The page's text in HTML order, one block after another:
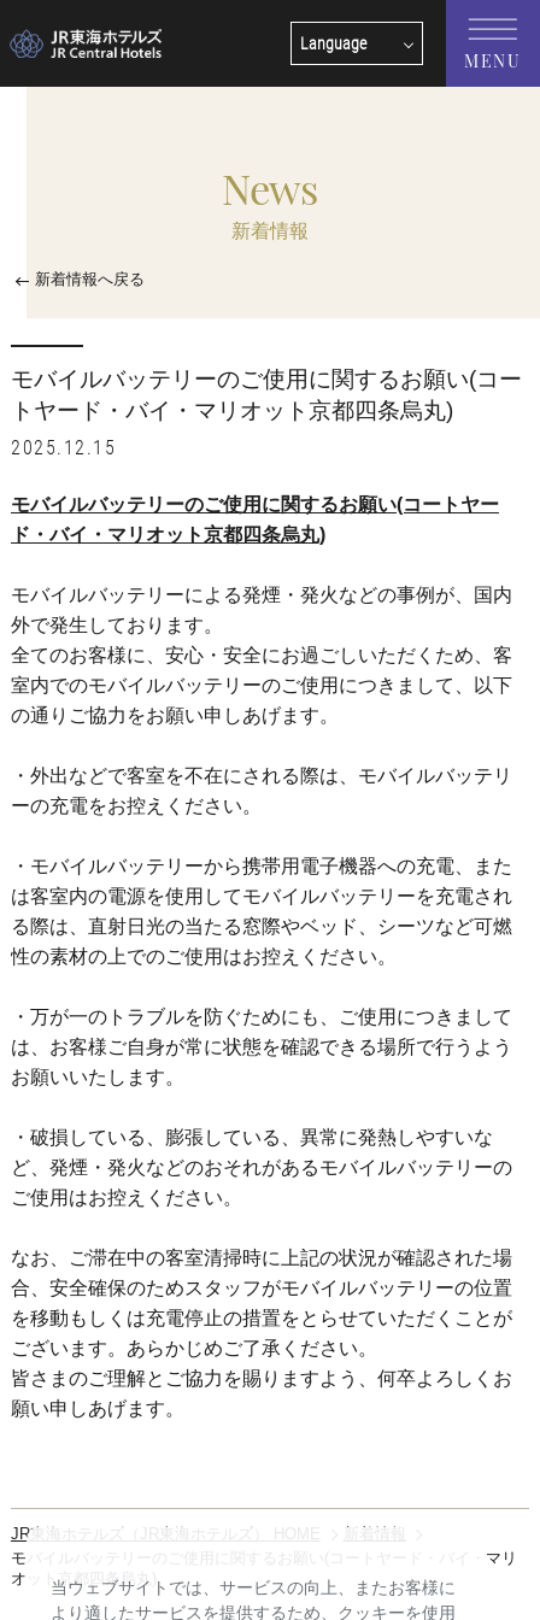
Language
English
中文(繁體字)
MENU
News
新着情報
新着情報へ戻る
モバイルバッテリーのご使用に関するお願い(コー
トヤード・バイ・マリオット京都四条烏丸)
2025.12.15
モバイルバッテリーのご使用に関するお願い(コートヤー
ド・バイ・マリオット京都四条烏丸)
モバイルバッテリーによる発煙・発火などの事例が、国内
外で発生しております。
全てのお客様に、安心・安全にお過ごしいただくため、客
室内でのモバイルバッテリーのご使用につきまして、以下
の通りご協力をお願い申しあげます。
・外出などで客室を不在にされる際は、モバイルバッテリ
ーの充電をお控えください。
・モバイルバッテリーから携帯用電子機器への充電、また
は客室内の電源を使用してモバイルバッテリーを充電され
る際は、直射日光の当たる窓際やベッド、シーツなど可燃
性の素材の上でのご使用はお控えください。
・万が一のトラブルを防ぐためにも、ご使用につきまして
は、お客様ご自身が常に状態を確認できる場所で行うよう
お願いいたします。
・破損している、膨張している、異常に発熱しやすいな
ど、発煙・発火などのおそれがあるモバイルバッテリーの
ご使用はお控えください。
なお、ご滞在中の客室清掃時に上記の状況が確認された場
合、安全確保のためスタッフがモバイルバッテリーの位置
を移動もしくは充電停止の措置をとらせていただくことが
ございます。あらかじめご了承ください。
皆さまのご理解とご協力を賜りますよう、何卒よろしくお
願い申しあげます。
JR東海ホテルズ（JR東海ホテルズ） HOME
モバイルバッテリーのご使用に関するお願い(コートヤード・バイ・マリ
オット京都四条烏丸)
当ウェブサイトでは、サービスの向上、またお客様に
より適したサービスを提供するため、クッキーを使用